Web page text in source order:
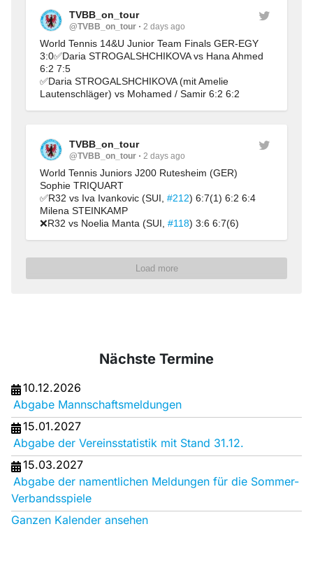
TVBB_on_tour
@TVBB_on_tour 2 days ago
World Tennis 14&U Junior Team Finals GER-EGY
3:0✅Daria STROGALSHCHIKOVA vs Hana Ahmed
6:2 7:5
✅Daria STROGALSHCHIKOVA (mit Amelie
Lautenschläger) vs Mohamed / Samir 6:2 6:2
TVBB_on_tour
@TVBB_on_tour 2 days ago
World Tennis Juniors J200 Rutesheim (GER)
Sophie TRIQUART
✅R32 vs Iva Ivankovic (SUI, #212) 6:7(1) 6:2 6:4
Milena STEINKAMP
❌R32 vs Noelia Manta (SUI, #118) 3:6 6:7(6)
Load more
Nächste Termine
10.12.2026
Abgabe Mannschaftsmeldungen
15.01.2027
Abgabe der Vereinsstatistik mit Stand 31.12.
15.03.2027
Abgabe der namentlichen Meldungen für die Sommer-
Verbandsspiele
Ganzen Kalender ansehen